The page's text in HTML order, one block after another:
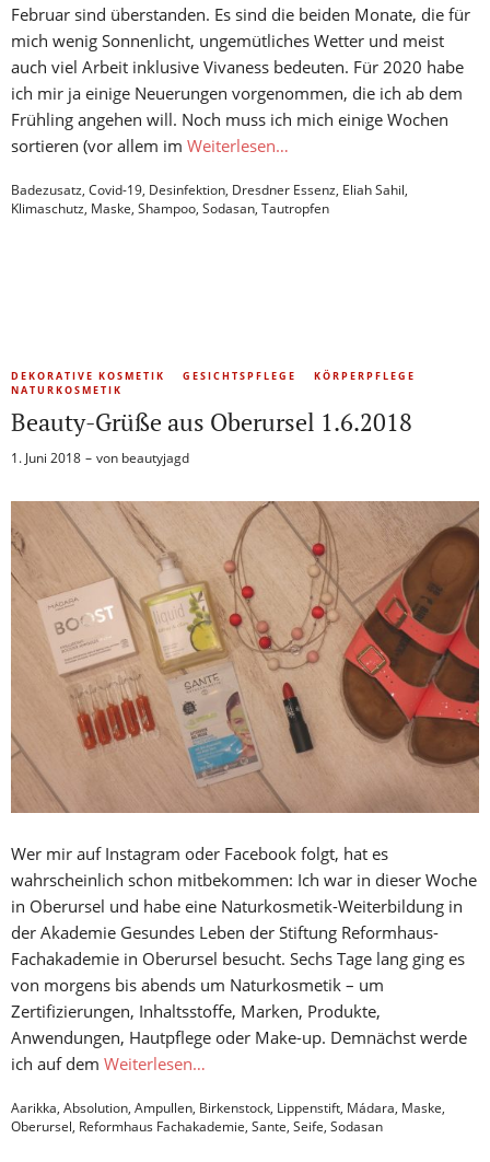
Februar sind überstanden. Es sind die beiden Monate, die für
mich wenig Sonnenlicht, ungemütliches Wetter und meist
auch viel Arbeit inklusive Vivaness bedeuten. Für 2020 habe
ich mir ja einige Neuerungen vorgenommen, die ich ab dem
Frühling angehen will. Noch muss ich mich einige Wochen
sortieren (vor allem im Weiterlesen…
Badezusatz, Covid-19, Desinfektion, Dresdner Essenz, Eliah Sahil,
Klimaschutz, Maske, Shampoo, Sodasan, Tautropfen
DEKORATIVE KOSMETIK GESICHTSPFLEGE
KÖRPERPFLEGE
NATURKOSMETIK
Beauty-Grüße aus Oberursel 1.6.2018
1. Juni 2018 von beautyjagd
Wer mir auf Instagram oder Facebook folgt, hat es
wahrscheinlich schon mitbekommen: Ich war in dieser Woche
in Oberursel und habe eine Naturkosmetik-Weiterbildung in
der Akademie Gesundes Leben der Stiftung Reformhaus-
Fachakademie in Oberursel besucht. Sechs Tage lang ging es
von morgens bis abends um Naturkosmetik – um
Zertifizierungen, Inhaltsstoffe, Marken, Produkte,
Anwendungen, Hautpflege oder Make-up. Demnächst werde
ich auf dem Weiterlesen…
Aarikka, Absolution, Ampullen, Birkenstock, Lippenstift, Mádara, Maske,
Oberursel, Reformhaus Fachakademie, Sante, Seife, Sodasan